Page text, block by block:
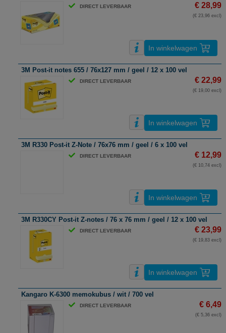
DIRECT LEVERBAAR € 28,99
(€ 23,96 excl)
In winkelwagen
3M Post-it notes 655 / 76x127 mm / geel / 12 x 100 vel
DIRECT LEVERBAAR € 22,99
(€ 19,00 excl)
In winkelwagen
3M R330 Post-it Z-Note / 76x76 mm / geel / 6 x 100 vel
DIRECT LEVERBAAR € 12,99
(€ 10,74 excl)
In winkelwagen
3M R330CY Post-it Z-notes / 76 x 76 mm / geel / 12 x 100 vel
DIRECT LEVERBAAR € 23,99
(€ 19,83 excl)
In winkelwagen
Kangaro K-6300 memokubus / wit / 700 vel
DIRECT LEVERBAAR € 6,49
(€ 5,36 excl)